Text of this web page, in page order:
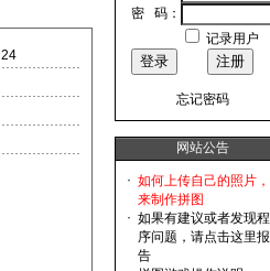
24
密 码：
记录用户
忘记密码
网站公告
· 如何上传自己的照片，
来制作拼图
· 如果有建议或者发现程
序问题，请点击这里报
告